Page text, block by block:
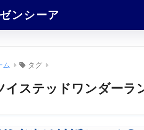
ゼンシーア
ム タグ
イステッドワンダーラ